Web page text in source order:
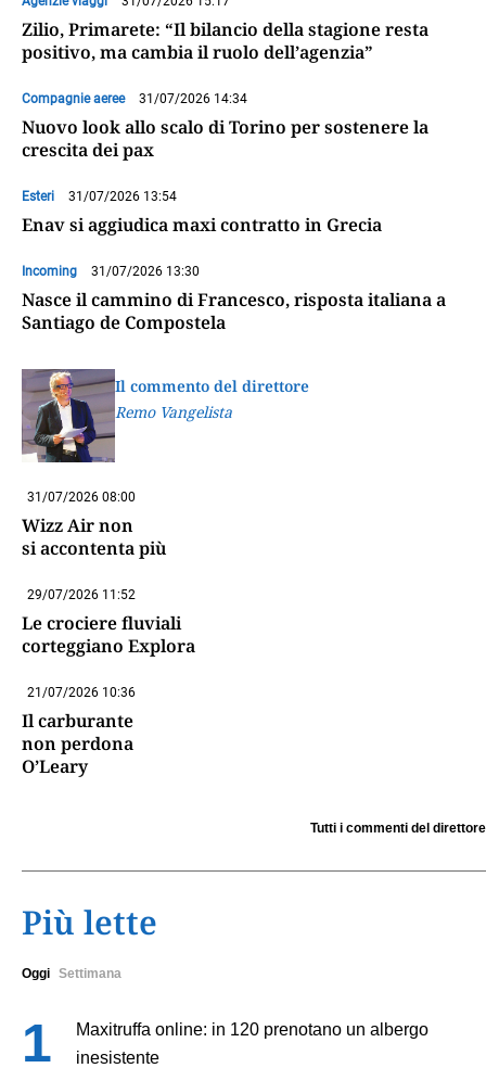
Zilio, Primarete: “Il bilancio della stagione resta
positivo, ma cambia il ruolo dell’agenzia”
Compagnie aeree 31/07/2026 14:34
Nuovo look allo scalo di Torino per sostenere la
crescita dei pax
Esteri 31/07/2026 13:54
Enav si aggiudica maxi contratto in Grecia
Incoming 31/07/2026 13:30
Nasce il cammino di Francesco, risposta italiana a
Santiago de Compostela
Il commento del direttore
Remo Vangelista
31/07/2026 08:00
Wizz Air non
si accontenta più
29/07/2026 11:52
Le crociere fluviali
corteggiano Explora
21/07/2026 10:36
Il carburante
non perdona
O’Leary
Tutti i commenti del direttore
Più lette
Oggi Settimana
Maxitruffa online: in 120 prenotano un albergo
inesistente